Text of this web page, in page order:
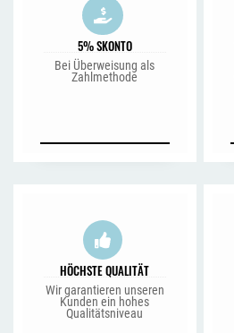
5% SKONTO
Bei Überweisung als
Zahlmethode
HÖCHSTE QUALITÄT
Wir garantieren unseren
Kunden ein hohes
Qualitätsniveau